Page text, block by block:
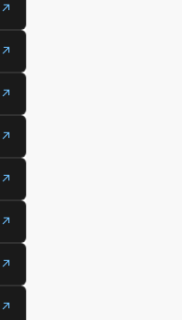
↗
↗
↗
↗
↗
↗
↗
↗